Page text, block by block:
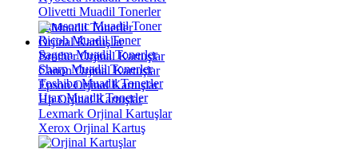
Olivetti Muadil Tonerler
Panasonıc Muadil Toner
Ricoh Muadil Toner
Sagem Muadil Tonerler
Sharp Muadil Tonerler
Toshiba Muadil Tonerler
Utax Muadil Tonerler
Orjinal Kartuşlar
Brother Orjinal Kartuşlar
Canon Orjinal Kartuşlar
Epson Orjinal Kartuşlar
Hp Orjinal Kartuşlar
Lexmark Orjinal Kartuşlar
Xerox Orjinal Kartuş